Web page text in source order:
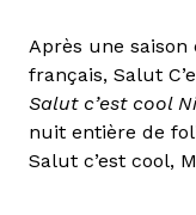
Après une
français, Salut
Salut c’est cool
nuit entière de
Salut c’est cool,